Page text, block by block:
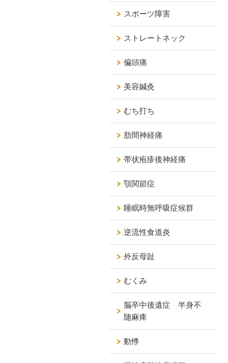
スポーツ障害
ストレートネック
偏頭痛
美容鍼灸
むち打ち
肋間神経痛
帯状疱疹後神経痛
顎関節症
睡眠時無呼吸症候群
逆流性食道炎
外反母趾
むくみ
脳卒中後遺症 半身不
随麻痺
動悸